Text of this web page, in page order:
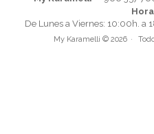
De Lunes a Viernes: 10:00h. a
My Karamelli © 2026